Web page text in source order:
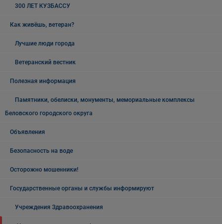
300 ЛЕТ КУЗБАССУ
Как живёшь, ветеран?
Лучшие люди города
Ветеранский вестник
Полезная информация
Памятники, обелиски, монументы, мемориальные комплексы
Беловского городского округа
Объявления
Безопасность на воде
Осторожно мошенники!
Государственные органы и службы информируют
Учреждения Здравоохранения